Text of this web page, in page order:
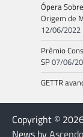
Ópera
Origem de
12/06/2022
Prêmio
SP07/06/
GETTR
Copyright ©